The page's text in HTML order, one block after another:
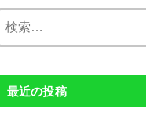
最近の投稿